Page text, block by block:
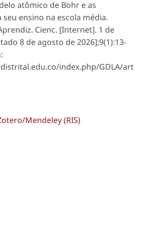
atômico de Bohr e as
ensino na escola média.
Cienc. [Internet]. 1 de
8 de agosto de 2026];9(1):13-
index.php/GDLA/art
Mendeley (RIS)